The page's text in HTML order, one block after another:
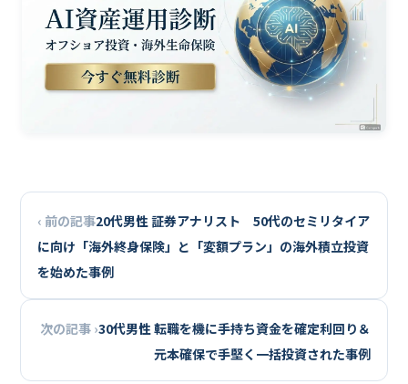
‹ 前の記事20代男性 証券アナリスト 50代のセミリタイア
に向け「海外終身保険」と「変額プラン」の海外積立投資
を始めた事例
次の記事 ›30代男性 転職を機に手持ち資金を確定利回り＆
元本確保で手堅く一括投資された事例